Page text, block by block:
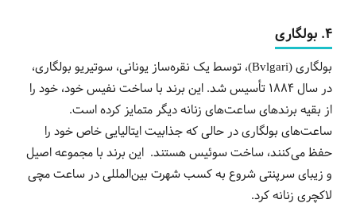
4. بولگاری
بولگاری (Bvlgari)، توسط یک نقره‌ساز یونانی، سوتیریو بولگاری،
در سال 1884 تأسیس شد. این برند با ساخت نفیس خود، خود را
از بقیه برندهای ساعت‌های زنانه دیگر متمایز کرده است.
ساعت‌های بولگاری در حالی که جذابیت ایتالیایی خاص خود را
حفظ می‌کنند، ساخت سوئیس هستند. این برند با مجموعه اصیل
و زیبای سرپنتی شروع به کسب شهرت بین‌المللی در ساعت مچی
لاکچری زنانه کرد.